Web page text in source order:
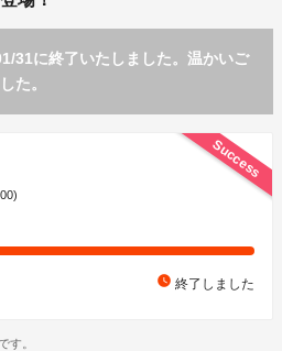
31に終了いたしました。温かいご
た。
Success
watch_later 終了しました
す。